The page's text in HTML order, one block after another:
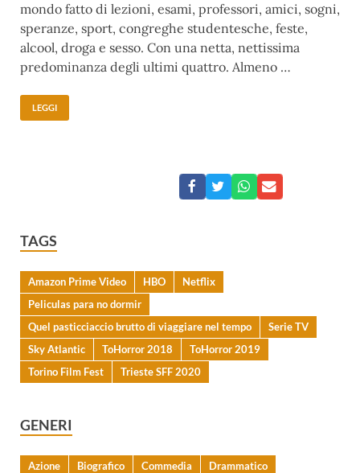
mondo fatto di lezioni, esami, professori, amici, sogni,
speranze, sport, congreghe studentesche, feste,
alcool, droga e sesso. Con una netta, nettissima
predominanza degli ultimi quattro. Almeno …
LEGGI
TAGS
Amazon Prime Video HBO
Netflix
Peliculas para no dormir
Quel pasticciaccio brutto di viaggiare nel tempo
Serie TV
Sky Atlantic
ToHorror 2018
ToHorror 2019
Torino Film Fest
Trieste SFF 2020
GENERI
Azione Biografico Commedia
Drammatico